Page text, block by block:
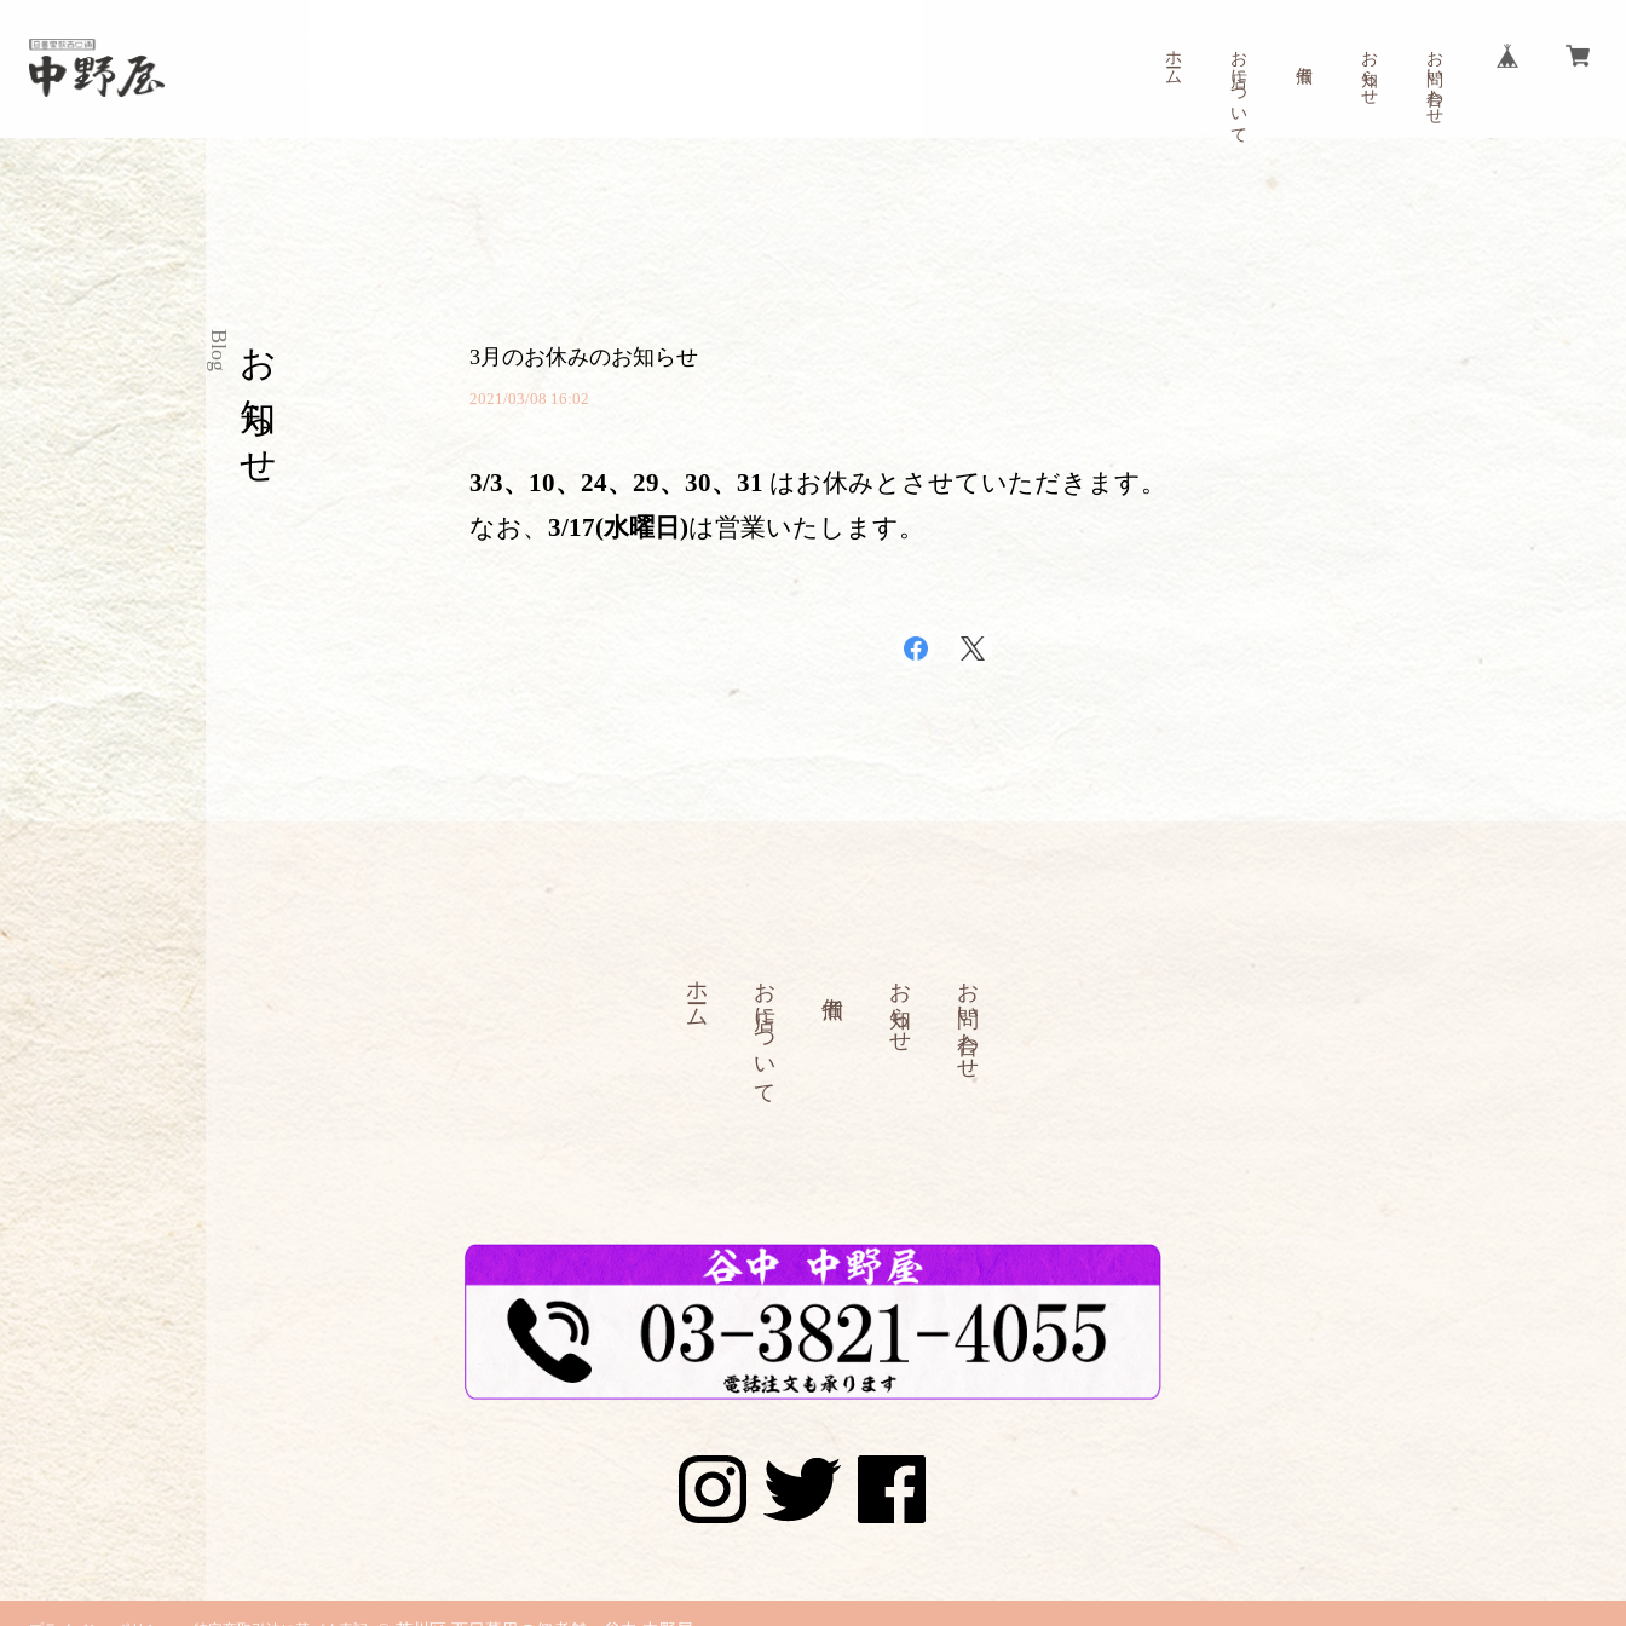
ホーム お店について お知らせ お問い合わせ
お知らせ
Blog 3月のお休みのお知らせ
2021/03/08 16:02
3/3、10、24、29、30、31 はお休みとさせていただきます。
なお、 3/17(水曜日)は営業いたします。
ホーム お店について お知らせ お問い合わせ